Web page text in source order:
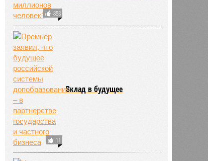
888
11
Вклад в будущее